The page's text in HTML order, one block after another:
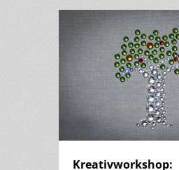
Kreativworkshop: